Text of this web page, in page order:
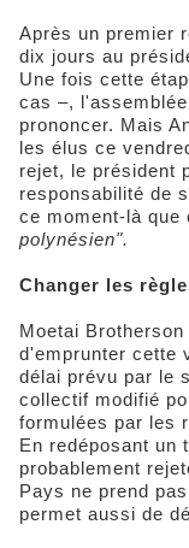
Après un premier
dix jours au
Une fois cette
cas –,
prononcer. Mais
les élus ce
rejet, le président
responsabilité de
ce moment-là que
polynésien".
Changer les
Moetai
d'emprunter cette
délai prévu par le
collectif modifié
formulées par les
En redéposant un
probablement
Pays ne prend
permet aussi de